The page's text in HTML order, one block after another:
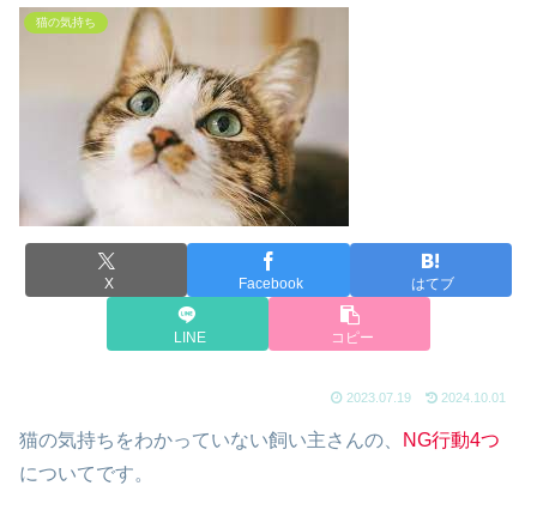
猫の気持ち
X Facebook はてブ
LINE コピー
2023.07.19 2024.10.01
猫の気持ちをわかっていない飼い主さんの、
NG行動4つ
についてです。